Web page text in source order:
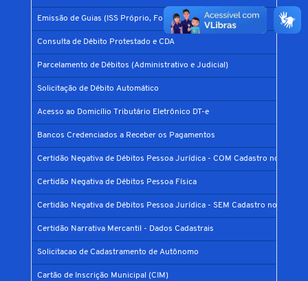
Emissão de Guias (ISS Próprio, Fonte, Parcelamento Prefis)
Consulta de Débito Protestado e CDA
Parcelamento de Débitos (Administrativo e Judicial)
Solicitação de Débito Automático
Acesso ao Domicílio Tributário Eletrônico DT-e
Bancos Credenciados a Receber os Pagamentos
Certidão Negativa de Débitos Pessoa Jurídica - COM Cadastro no
Certidão Negativa de Débitos Pessoa Física
Certidão Negativa de Débitos Pessoa Jurídica - SEM Cadastro no
Certidão Narrativa Mercantil - Dados Cadastrais
Solicitacao de Cadastramento de Autônomo
Cartão de Inscrição Municipal (CIM)